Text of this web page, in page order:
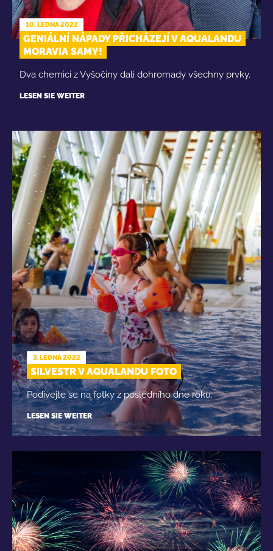
10. LEDNA 2022
GENIÁLNÍ NÁPADY PŘICHÁZEJÍ V AQUALANDU
MORAVIA SAMY!
Dva chemici z Vyšočiny dali dohromady všechny prvky.
LESEN SIE WEITER
3. LEDNA 2022
SILVESTR V AQUALANDU FOTO
Podívejte se na fotky z posledního dne roku.
LESEN SIE WEITER